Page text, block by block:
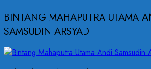
BINTANG MAHAPUTRA UTAMA
SAMSUDIN ARSYAD